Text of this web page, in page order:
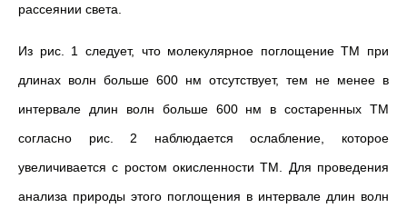
рассеянии света.
Из рис. 1 следует, что молекулярное поглощение ТМ при
длинах волн больше 600 нм отсутствует, тем не менее в
интервале длин волн больше 600 нм в состаренных ТМ
согласно рис. 2 наблюдается ослабление, которое
увеличивается с ростом окисленности ТМ. Для проведения
анализа природы этого поглощения в интервале длин волн